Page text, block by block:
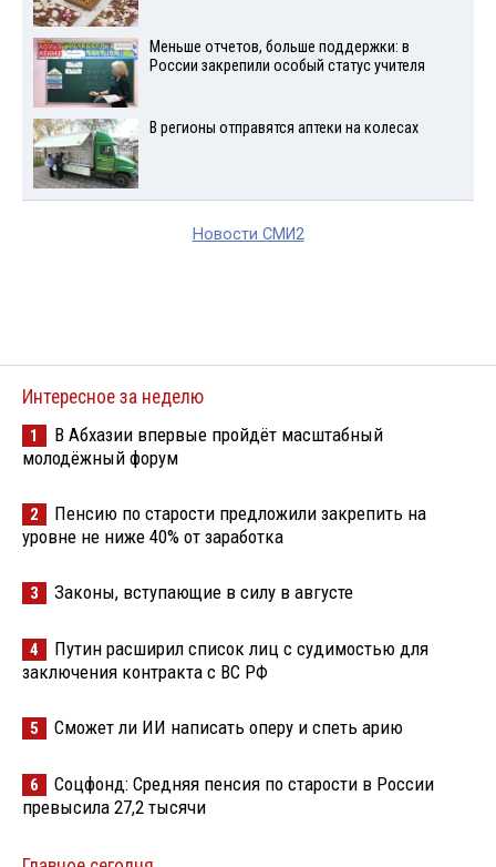
Меньше отчетов, больше поддержки: в
России закрепили особый статус учителя
В регионы отправятся аптеки на колесах
Новости СМИ2
Интересное за неделю
1
В Абхазии впервые пройдёт масштабный
молодёжный форум
2
Пенсию по старости предложили закрепить на
уровне не ниже 40% от заработка
3 Законы, вступающие в силу в августе
4
Путин расширил список лиц с судимостью для
заключения контракта с ВС РФ
5 Сможет ли ИИ написать оперу и спеть арию
6
Соцфонд: Средняя пенсия по старости в России
превысила 27,2 тысячи